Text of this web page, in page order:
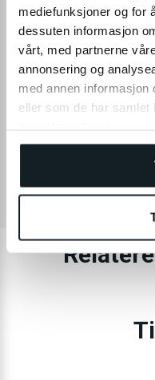
mediefunksjoner og for
dessuten informasjon
vårt, med partnerne
annonsering og
med annen informasjon
eller som de har samlet
SPECIFIKATIONER